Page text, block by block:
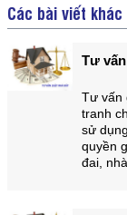
Các bài viết khác
Tư
Tư vấn
tranh
sử
quyền
đai,